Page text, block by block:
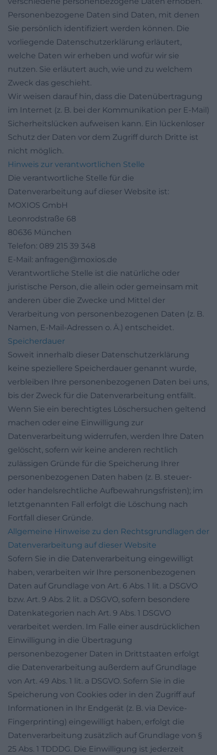
Personenbezogene Daten sind Daten, mit denen
Sie persönlich identifiziert werden können. Die
vorliegende Datenschutzerklärung erläutert,
welche Daten wir erheben und wofür wir sie
nutzen. Sie erläutert auch, wie und zu welchem
Zweck das geschieht.
Wir weisen darauf hin, dass die Datenübertragung
im Internet (z. B. bei der Kommunikation per E-Mail)
Sicherheitslücken aufweisen kann. Ein lückenloser
Schutz der Daten vor dem Zugriff durch Dritte ist
nicht möglich.
Hinweis zur verantwortlichen Stelle
Die verantwortliche Stelle für die
Datenverarbeitung auf dieser Website ist:
MOXIOS GmbH
Leonrodstraße 68
80636 München
Telefon: 089 215 39 348
E-Mail: anfragen@moxios.de
Verantwortliche Stelle ist die natürliche oder
juristische Person, die allein oder gemeinsam mit
anderen über die Zwecke und Mittel der
Verarbeitung von personenbezogenen Daten (z. B.
Namen, E-Mail-Adressen o. Ä.) entscheidet.
Speicherdauer
Soweit innerhalb dieser Datenschutzerklärung
keine speziellere Speicherdauer genannt wurde,
verbleiben Ihre personenbezogenen Daten bei uns,
bis der Zweck für die Datenverarbeitung entfällt.
Wenn Sie ein berechtigtes Löschersuchen geltend
machen oder eine Einwilligung zur
Datenverarbeitung widerrufen, werden Ihre Daten
gelöscht, sofern wir keine anderen rechtlich
zulässigen Gründe für die Speicherung Ihrer
personenbezogenen Daten haben (z. B. steuer-
oder handelsrechtliche Aufbewahrungsfristen); im
letztgenannten Fall erfolgt die Löschung nach
Fortfall dieser Gründe.
Allgemeine Hinweise zu den Rechtsgrundlagen der
Datenverarbeitung auf dieser Website
Sofern Sie in die Datenverarbeitung eingewilligt
haben, verarbeiten wir Ihre personenbezogenen
Daten auf Grundlage von Art. 6 Abs. 1 lit. a DSGVO
bzw. Art. 9 Abs. 2 lit. a DSGVO, sofern besondere
Datenkategorien nach Art. 9 Abs. 1 DSGVO
verarbeitet werden. Im Falle einer ausdrücklichen
Einwilligung in die Übertragung
personenbezogener Daten in Drittstaaten erfolgt
die Datenverarbeitung außerdem auf Grundlage
von Art. 49 Abs. 1 lit. a DSGVO. Sofern Sie in die
Speicherung von Cookies oder in den Zugriff auf
Informationen in Ihr Endgerät (z. B. via Device-
Fingerprinting) eingewilligt haben, erfolgt die
Datenverarbeitung zusätzlich auf Grundlage von §
25 Abs. 1 TDDDG. Die Einwilligung ist jederzeit